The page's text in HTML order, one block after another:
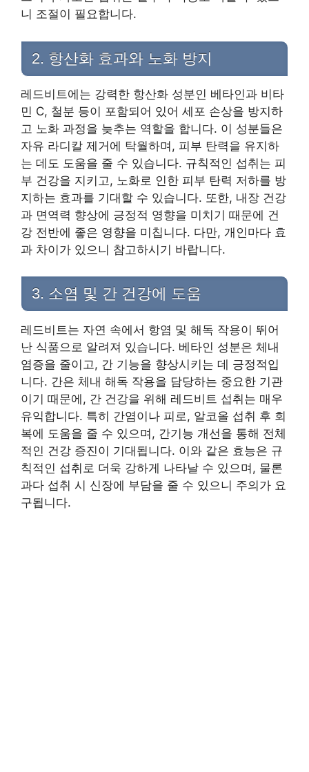
니 조절이 필요합니다.
2. 항산화 효과와 노화 방지
레드비트에는 강력한 항산화 성분인 베타인과 비타
민 C, 철분 등이 포함되어 있어 세포 손상을 방지하
고 노화 과정을 늦추는 역할을 합니다. 이 성분들은
자유 라디칼 제거에 탁월하며, 피부 탄력을 유지하
는 데도 도움을 줄 수 있습니다. 규칙적인 섭취는 피
부 건강을 지키고, 노화로 인한 피부 탄력 저하를 방
지하는 효과를 기대할 수 있습니다. 또한, 내장 건강
과 면역력 향상에 긍정적 영향을 미치기 때문에 건
강 전반에 좋은 영향을 미칩니다. 다만, 개인마다 효
과 차이가 있으니 참고하시기 바랍니다.
3. 소염 및 간 건강에 도움
레드비트는 자연 속에서 항염 및 해독 작용이 뛰어
난 식품으로 알려져 있습니다. 베타인 성분은 체내
염증을 줄이고, 간 기능을 향상시키는 데 긍정적입
니다. 간은 체내 해독 작용을 담당하는 중요한 기관
이기 때문에, 간 건강을 위해 레드비트 섭취는 매우
유익합니다. 특히 간염이나 피로, 알코올 섭취 후 회
복에 도움을 줄 수 있으며, 간기능 개선을 통해 전체
적인 건강 증진이 기대됩니다. 이와 같은 효능은 규
칙적인 섭취로 더욱 강하게 나타날 수 있으며, 물론
과다 섭취 시 신장에 부담을 줄 수 있으니 주의가 요
구됩니다.